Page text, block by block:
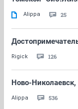
Alippa 25
Rigick 126
Ново-Николаевск,
Alippa 536